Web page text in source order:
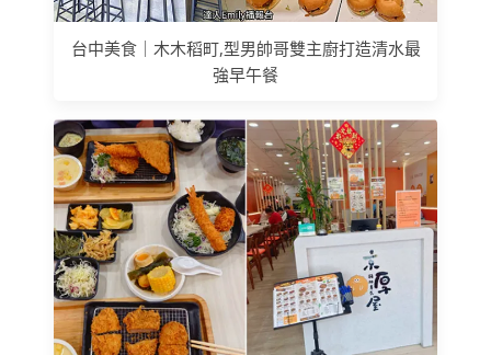
台中美食｜木木稻町,型男帥哥雙主廚打造清水最
強早午餐